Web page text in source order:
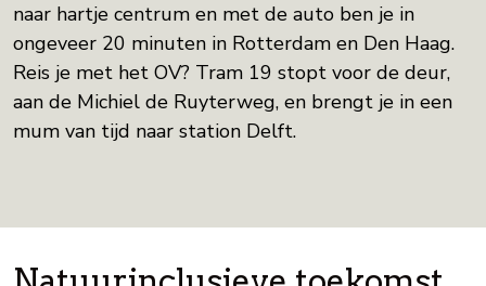
naar hartje centrum en met de auto ben je in
ongeveer 20 minuten in Rotterdam en Den Haag.
Reis je met het OV? Tram 19 stopt voor de deur,
aan de Michiel de Ruyterweg, en brengt je in een
mum van tijd naar station Delft.